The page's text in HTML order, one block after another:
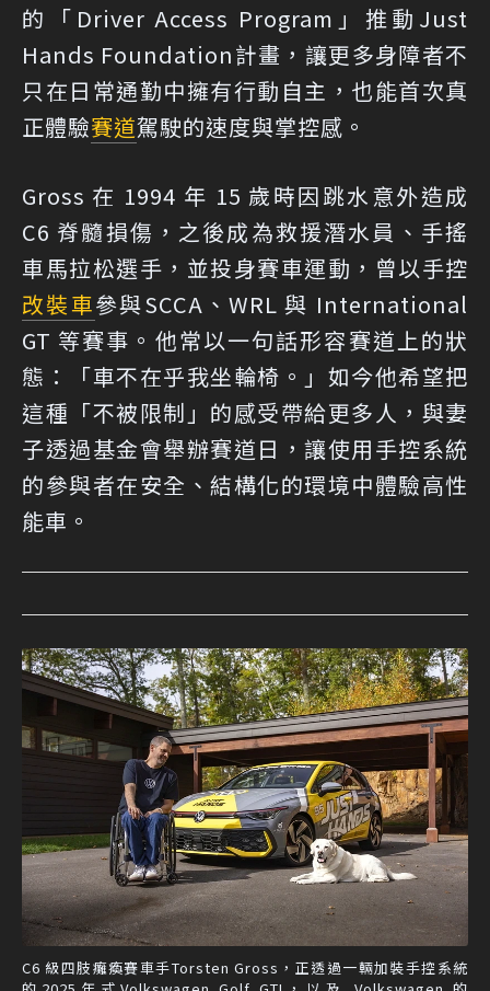
的「Driver Access Program」推動Just
Hands Foundation計畫，讓更多身障者不
只在日常通勤中擁有行動自主，也能首次真
正體驗賽道駕駛的速度與掌控感。
Gross 在 1994 年 15 歲時因跳水意外造成
C6 脊髓損傷，之後成為救援潛水員、手搖
車馬拉松選手，並投身賽車運動，曾以手控
改裝車參與SCCA、WRL 與 International
GT 等賽事。他常以一句話形容賽道上的狀
態：「車不在乎我坐輪椅。」如今他希望把
這種「不被限制」的感受帶給更多人，與妻
子透過基金會舉辦賽道日，讓使用手控系統
的參與者在安全、結構化的環境中體驗高性
能車。
C6 級四肢癱瘓賽車手Torsten Gross，正透過一輛加裝手控系統